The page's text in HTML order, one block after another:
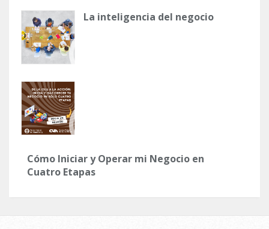
La inteligencia del negocio
Cómo Iniciar y Operar mi Negocio en
Cuatro Etapas